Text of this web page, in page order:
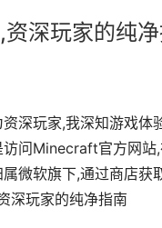
深玩家的纯
深玩家,我深知游戏
问Minecraft官方网
微软旗下,通过商店
深玩家的纯净指南